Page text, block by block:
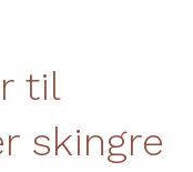
til
skingre